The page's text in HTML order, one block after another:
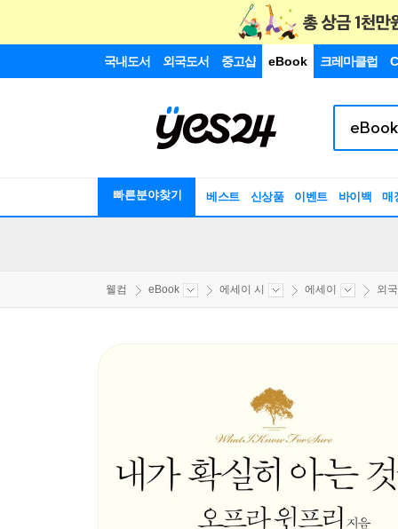
국내도서 외국도서 중고샵 eBook 크레마클럽
빠른분야찾기 베스트 신상품 이벤트 바이백 매
웰컴 eBook 에세이 시 에세이 외